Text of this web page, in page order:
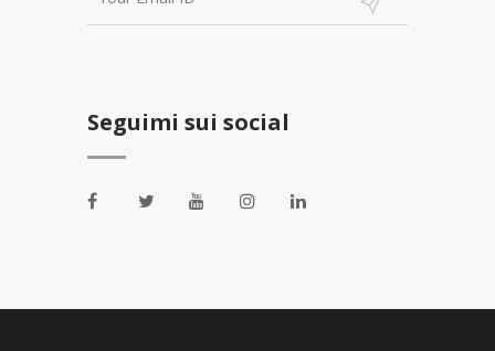
Seguimi sui social